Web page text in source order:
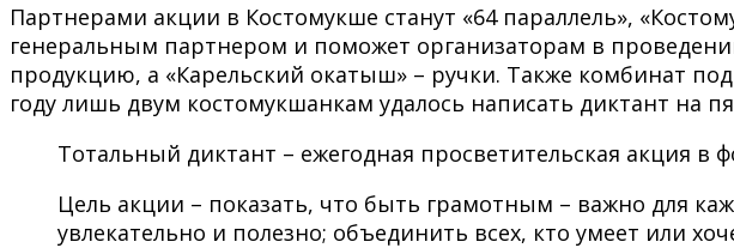
Партнерами акции в Костомукше станут «64 параллель»,
генеральным партнером и поможет организаторам в
продукцию, а «Карельский окатыш» – ручки. Также комбинат
году лишь двум костомукшанкам удалось написать диктант на
Тотальный диктант – ежегодная просветительская акция
Цель акции – показать, что быть грамотным – важно для
увлекательно и полезно; объединить всех, кто умеет или